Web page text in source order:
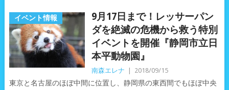
イベント情報
9月17日まで！レッサーパン
ダを絶滅の危機から救う特別
イベントを開催『静岡市立日
本平動物園』
南森エレナ 2018/09/15
東京と名古屋のほぼ中間に位置し、静岡県の東西間でもほぼ中央